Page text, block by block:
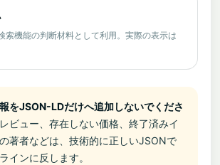
索機能の判断材料として利用。実際の表示は
をJSON-LDだけへ追加しないでくださ
ビュー、存在しない価格、終了済みイ
著者などは、技術的に正しいJSONで
インに反します。